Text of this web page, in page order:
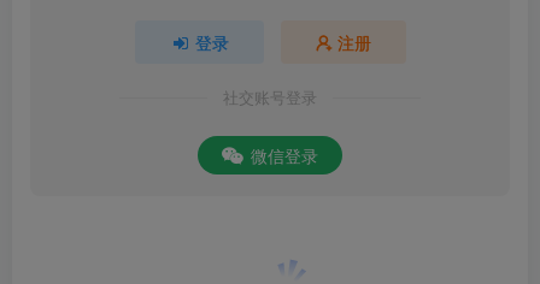
登录 注册
社交账号登录
微信登录